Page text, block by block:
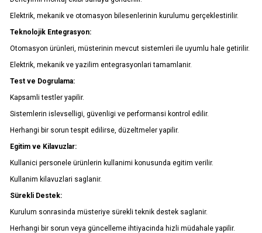
Elektrik, mekanik ve otomasyon bilesenlerinin kurulumu gerçeklestirilir.
Teknolojik Entegrasyon:
Otomasyon ürünleri, müsterinin mevcut sistemleri ile uyumlu hale getirilir.
Elektrik, mekanik ve yazilim entegrasyonlari tamamlanir.
Test ve Dogrulama:
Kapsamli testler yapilir.
Sistemlerin islevselligi, güvenligi ve performansi kontrol edilir.
Herhangi bir sorun tespit edilirse, düzeltmeler yapilir.
Egitim ve Kilavuzlar:
Kullanici personele ürünlerin kullanimi konusunda egitim verilir.
Kullanim kilavuzlari saglanir.
Sürekli Destek:
Kurulum sonrasinda müsteriye sürekli teknik destek saglanir.
Herhangi bir sorun veya güncelleme ihtiyacinda hizli müdahale yapilir.